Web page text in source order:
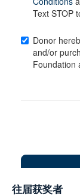
往届获奖者